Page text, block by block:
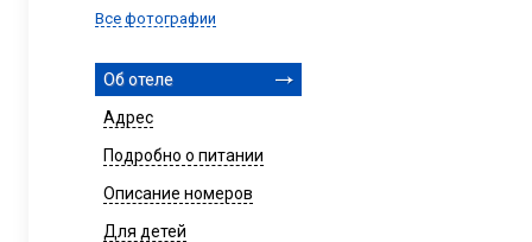
Все фотографии
Об отеле
Адрес
Подробно о питании
Описание номеров
Для детей